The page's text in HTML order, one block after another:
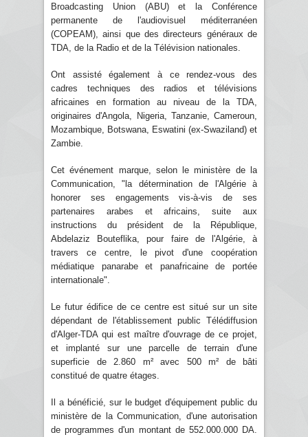
Broadcasting Union (ABU) et la Conférence
permanente de l'audiovisuel méditerranéen
(COPEAM), ainsi que des directeurs généraux de
TDA, de la Radio et de la Télévision nationales.
Ont assisté également à ce rendez-vous des
cadres techniques des radios et télévisions
africaines en formation au niveau de la TDA,
originaires d'Angola, Nigeria, Tanzanie, Cameroun,
Mozambique, Botswana, Eswatini (ex-Swaziland) et
Zambie.
Cet événement marque, selon le ministère de la
Communication, "la détermination de l'Algérie à
honorer ses engagements vis-à-vis de ses
partenaires arabes et africains, suite aux
instructions du président de la République,
Abdelaziz Bouteflika, pour faire de l'Algérie, à
travers ce centre, le pivot d'une coopération
médiatique panarabe et panafricaine de portée
internationale".
Le futur édifice de ce centre est situé sur un site
dépendant de l'établissement public Télédiffusion
d'Alger-TDA qui est maître d'ouvrage de ce projet,
et implanté sur une parcelle de terrain d'une
superficie de 2.860 m² avec 500 m² de bâti
constitué de quatre étages.
Il a bénéficié, sur le budget d'équipement public du
ministère de la Communication, d'une autorisation
de programmes d'un montant de 552.000.000 DA.